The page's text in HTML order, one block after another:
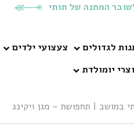
המתנה של תותי
לגדולים צעצועי ילדים
יומולדת
במושב | תחפושת – מגן ויקינג